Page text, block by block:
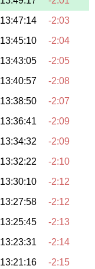
13:47:14
-2:03
13:45:10
-2:04
13:43:05
-2:05
13:40:57
-2:08
13:38:50
-2:07
13:36:41
-2:09
13:34:32
-2:09
13:32:22
-2:10
13:30:10
-2:12
13:27:58
-2:12
13:25:45
-2:13
13:23:31
-2:14
13:21:16
-2:15